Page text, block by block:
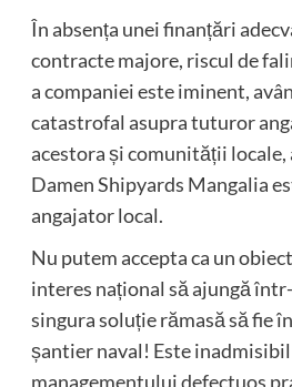
În absența unei finanțări
contracte majore, riscul de
a companiei este iminent,
catastrofal asupra tuturor
acestora și comunității locale,
Damen Shipyards Mangalia
angajator local.
Nu putem accepta ca un
interes național să ajungă
singura soluție rămasă să fie
șantier naval! Este inadmisibil
managementului defectuos